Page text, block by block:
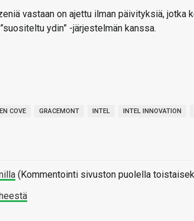
vastaan on ajettu ilman päivityksiä, jotka
ydin” -järjestelmän kanssa.
COVE GRACEMONT INTEL INTEL INNOVATION
(Kommentointi sivuston puolella